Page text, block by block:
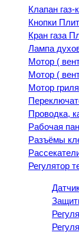
Клапан
Кнопки Плит
Кран газа
Лампа
Мотор (
Мотор (
Мотор
Проводка,
Рабочая
Разъёмы
Регулятор